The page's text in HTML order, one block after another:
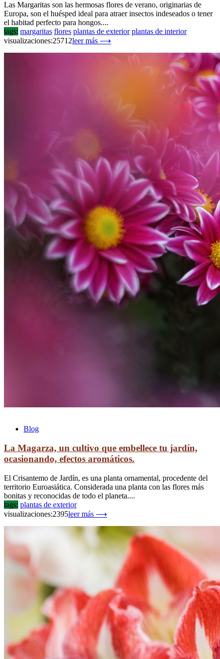
Las Margaritas son las hermosas flores de verano, originarias de
Europa, son el huésped ideal para atraer insectos indeseados o tener
el habitad perfecto para hongos....
tags: margaritas flores plantas de exterior plantas de interior
visualizaciones:25712leer más ⟶
Blog
La Magarza, un cultivo que embellece tu jardín,
ocasionando, efectos aromáticos.
El Crisantemo de Jardín, es una planta ornamental, procedente del
territorio Euroasiática. Considerada una planta con las flores más
bonitas y reconocidas de todo el planeta....
tags: plantas de exterior
visualizaciones:2395leer más ⟶